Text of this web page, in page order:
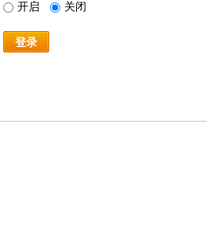
开启 关闭
登录